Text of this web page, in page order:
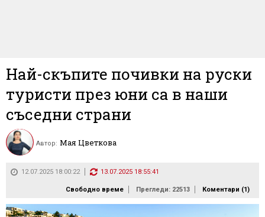
Най-скъпите почивки на руски
туристи през юни са в наши
съседни страни
Автор: Мая Цветкова
12.07.2025 18:00:22 13.07.2025 18:55:41
Свободно време Прегледи: 22513 Коментари (1)